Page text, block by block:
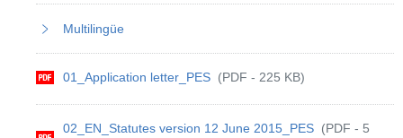
Multilingüe
01_Application letter_PES (PDF - 225 KB)
02_EN_Statutes version 12 June 2015_PES (PDF - 5